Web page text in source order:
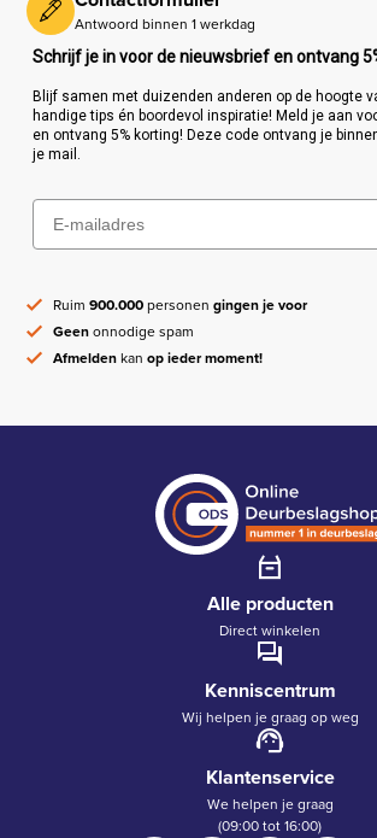
Antwoord binnen 1 werkdag
Schrijf je in voor de nieuwsbrief en ontvang
Blijf samen met duizenden anderen op de hoogte
handige tips én boordevol inspiratie! Meld je aan
en ontvang 5% korting! Deze code ontvang je
je mail.
Ruim900.000personengingen je voor
Geenonnodige spam
Afmeldenkanop ieder moment!
Alle producten
Direct winkelen
Kenniscentrum
Wij helpen je graag op weg
Klantenservice
We helpen je graag
(09:00 tot 16:00)